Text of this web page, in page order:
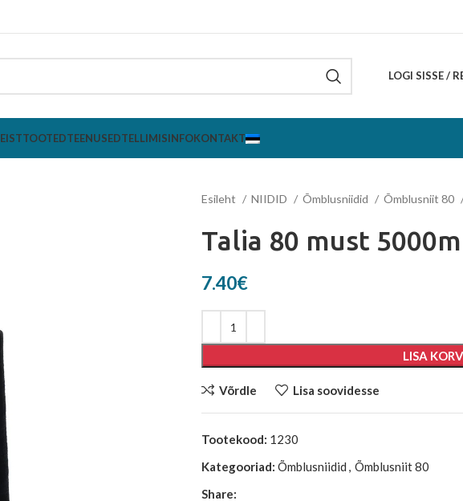
LOGI SISSE /
TOOTEDTEENUSEDTELLIMISINFOKONTAKT
Esileht NIIDID Õmblusniidid Õmblusniit 80
Talia 80 must 5000m
7.40€
LISA
Võrdle Lisa soovidesse
Tootekood: 1230
Kategooriad: Õmblusniidid , Õmblusniit 80
Share: